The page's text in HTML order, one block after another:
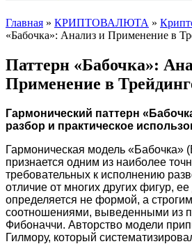
Главная » КРИПТОВАЛЮТА »
«Бабочка»: Анализ и Применение в
Паттерн «Бабочка»:
Применение в
Гармонический паттерн
разбор и практическое
Гармоническая модель «Бабочка»
признается одним из наиболее
требовательных к исполнению
отличие от многих других фигур,
определяется не формой, а
соотношениями, выведенными из
Фибоначчи. Авторство модели
Гилмору, который